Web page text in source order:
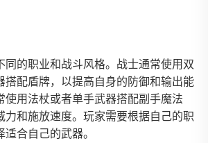
同的职业和战斗风格。战士通常使用双
搭配盾牌，以提高自身的防御和输出能
使用法杖或者单手武器搭配副手魔法
力和施放速度。玩家需要根据自己的职
合自己的武器。